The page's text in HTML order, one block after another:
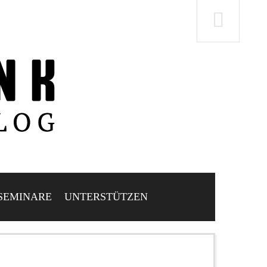
UNTERSTÜTZEN